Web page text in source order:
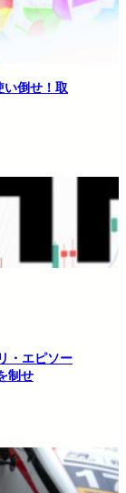
い倒せ！取
・エピソー
制せ